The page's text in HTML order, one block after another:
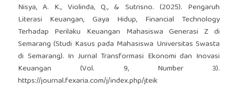
Nisya, A. K., Violinda, Q., & Sutrisno. (2025). Pengaruh
Literasi Keuangan, Gaya Hidup, Financial Technology
Terhadap Perilaku Keuangan Mahasiswa Generasi Z di
Semarang (Studi Kasus pada Mahasiswa Universitas Swasta
di Semarang). In Jurnal Transformasi Ekonomi dan Inovasi
Keuangan (Vol. 9, Number 3).
https://journal.fexaria.com/j/index.php/jteik